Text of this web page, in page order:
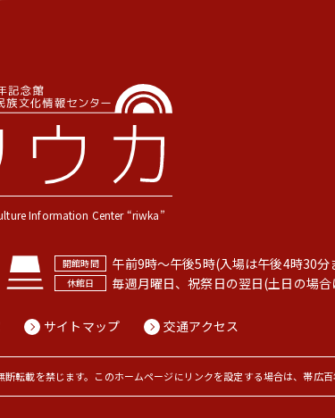
午前9時〜午後5時(入場は午後4時30分
毎週月曜日、祝祭日の翌日(土日の場
サイトマップ 交通アクセス
転載を禁じます。 このホームページにリンクを設定する場合は、帯広